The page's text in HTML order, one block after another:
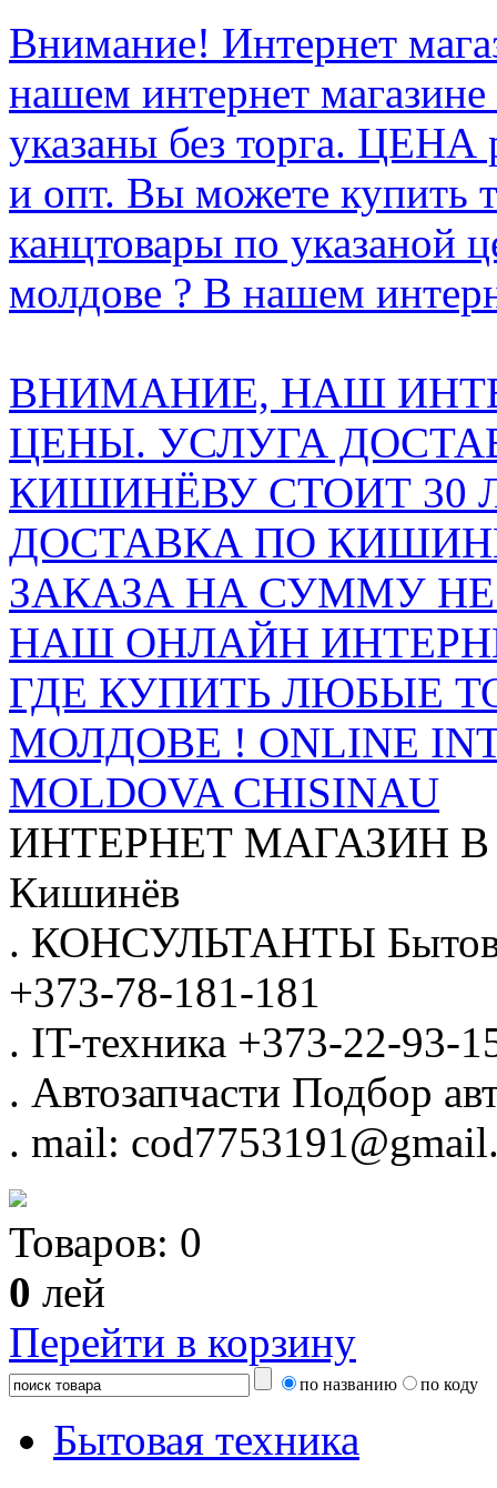
Внимание! Интернет
нашем интернет
указаны без торга.
и опт. Вы можете купить
канцтовары по указаной
молдове ? В нашем
ВНИМАНИЕ, НАШ
ЦЕНЫ. УСЛУГА
КИШИНЁВУ СТОИТ 30
ДОСТАВКА ПО
ЗАКАЗА НА СУММУ НЕ
НАШ ОНЛАЙН
ГДЕ КУПИТЬ ЛЮБЫЕ
МОЛДОВЕ ! ONLINE
MOLDOVA CHISINAU
ИНТЕРНЕТ МАГАЗИН
Кишинёв
. КОНСУЛЬТАНТЫ
+373-78-181-181
. IT-техника +373-22-93-
. Автозапчасти Подбор
. mail:
Товаров: 0
0 лей
Перейти в корзину
по названию по коду
Бытовая техника